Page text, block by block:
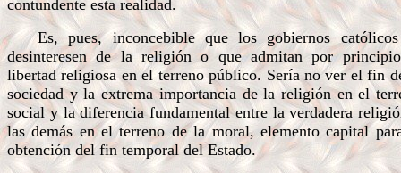
contundente esta realidad.
Es, pues, inconcebible que los gobiernos
desinteresen de la religión o que admitan por
libertad religiosa en el terreno público. Sería no ver el fin
sociedad y la extrema importancia de la religión en el
social y la diferencia fundamental entre la verdadera
las demás en el terreno de la moral, elemento capital
obtención del fin temporal del Estado.